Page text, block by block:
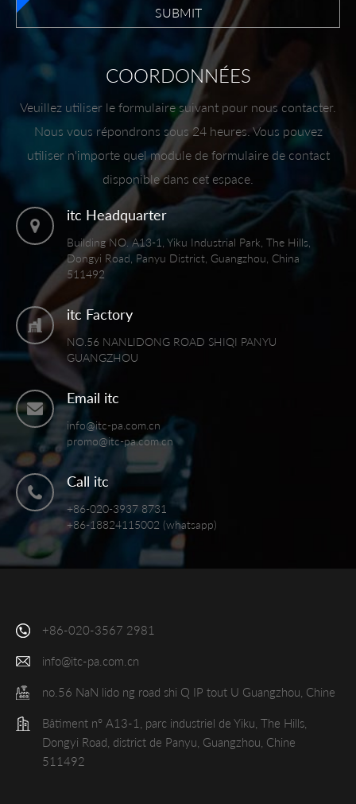
SUBMIT
COORDONNÉES
Veuillez utiliser le formulaire suivant pour nous contacter.
Nous vous répondrons sous 24 heures. Vous pouvez
utiliser n'importe quel module de formulaire de contact
disponible dans cet espace.
itc Headquarter
Building NO. A13-1, Yiku Industrial Park, The Hills,
Dongyi Road, Panyu District, Guangzhou, China
511492
itc Factory
NO.56 NANLIDONG ROAD SHIQI PANYU
GUANGZHOU
Email itc
info@itc-pa.com.cn
promo@itc-pa.com.cn
Call itc
+86-020-3937 8731
+86-18824115002 (whatsapp)
+86-020-3567 2981
info@itc-pa.com.cn
no.56 NaN lido ng road shi Q IP tout U Guangzhou, Chine
Bâtiment n° A13-1, parc industriel de Yiku, The Hills,
Dongyi Road, district de Panyu, Guangzhou, Chine
511492